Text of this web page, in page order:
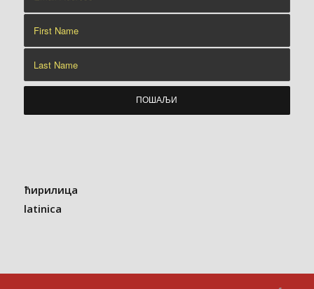
ћирилица
latinica